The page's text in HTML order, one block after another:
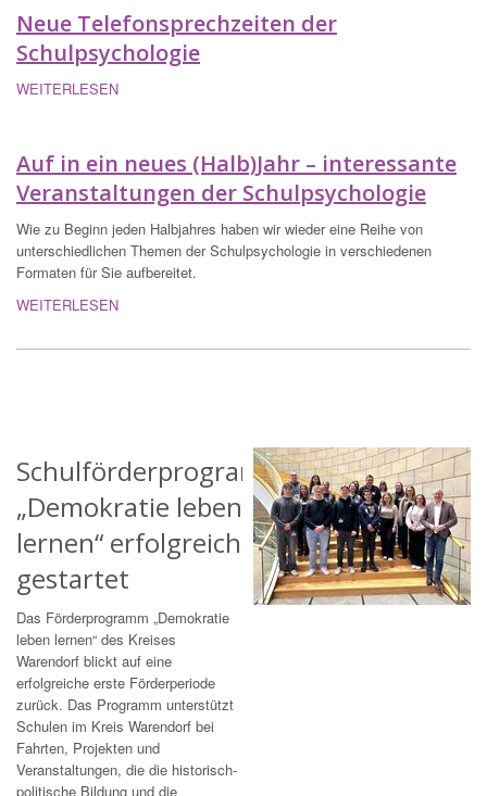
Neue Telefonsprechzeiten der
Schulpsychologie
WEITERLESEN
Auf in ein neues (Halb)Jahr – interessante
Veranstaltungen der Schulpsychologie
Wie zu Beginn jeden Halbjahres haben wir wieder eine Reihe von
unterschiedlichen Themen der Schulpsychologie in verschiedenen
Formaten für Sie aufbereitet.
WEITERLESEN
Schulförderprogramm
„Demokratie leben
lernen“ erfolgreich
gestartet
Das Förderprogramm „Demokratie
leben lernen“ des Kreises
Warendorf blickt auf eine
erfolgreiche erste Förderperiode
zurück. Das Programm unterstützt
Schulen im Kreis Warendorf bei
Fahrten, Projekten und
Veranstaltungen, die die historisch-
politische Bildung und die